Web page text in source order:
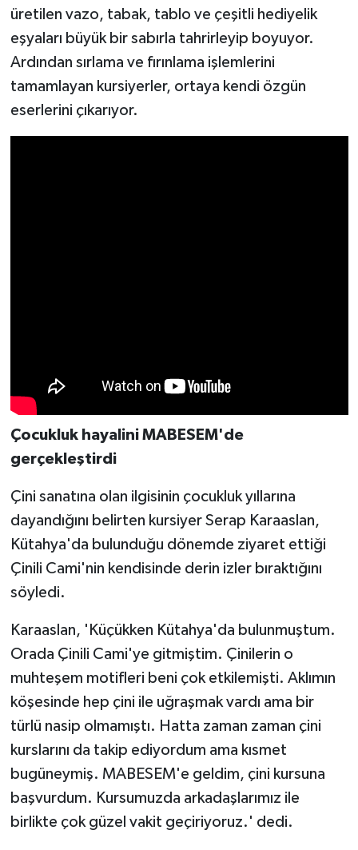
üretilen vazo, tabak, tablo ve çeşitli hediyelik
eşyaları büyük bir sabırla tahrirleyip boyuyor.
Ardından sırlama ve fırınlama işlemlerini
tamamlayan kursiyerler, ortaya kendi özgün
eserlerini çıkarıyor.
Çocukluk hayalini MABESEM'de
gerçekleştirdi
Çini sanatına olan ilgisinin çocukluk yıllarına
dayandığını belirten kursiyer Serap Karaaslan,
Kütahya'da bulunduğu dönemde ziyaret ettiği
Çinili Cami'nin kendisinde derin izler bıraktığını
söyledi.
Karaaslan, 'Küçükken Kütahya'da bulunmuştum.
Orada Çinili Cami'ye gitmiştim. Çinilerin o
muhteşem motifleri beni çok etkilemişti. Aklımın
köşesinde hep çini ile uğraşmak vardı ama bir
türlü nasip olmamıştı. Hatta zaman zaman çini
kurslarını da takip ediyordum ama kısmet
bugüneymiş. MABESEM'e geldim, çini kursuna
başvurdum. Kursumuzda arkadaşlarımız ile
birlikte çok güzel vakit geçiriyoruz.' dedi.